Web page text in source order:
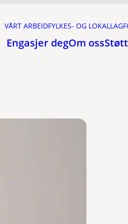
VÅRT ARBEIDFYLKES- OG LOKALLAG
Engasjer degOm oss